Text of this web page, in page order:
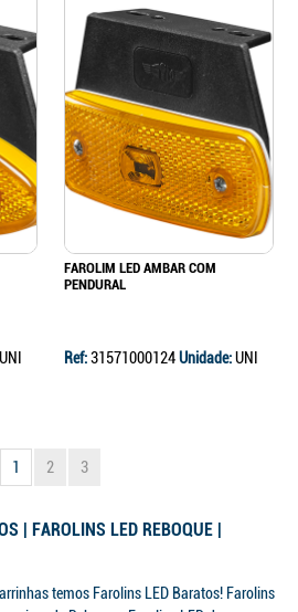
UNI
FAROLIM LED AMBAR COM
PENDURAL
Ref:31571000124Unidade:UNI
1 2 3
| FAROLINS LED REBOQUE |
temos Farolins LED Baratos! Farolins